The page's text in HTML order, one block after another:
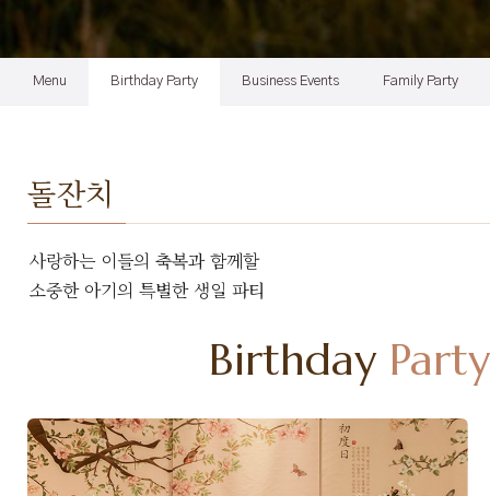
Menu Birthday Party Business Events Family Party
돌잔치
사랑하는 이들의 축복과 함께할
소중한 아기의 특별한 생일 파티
Birthday Party